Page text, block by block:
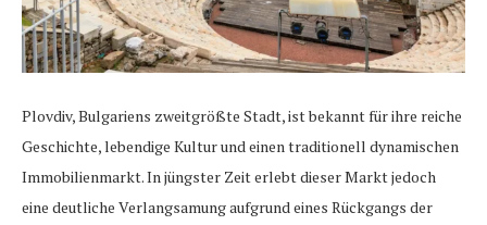
Plovdiv, Bulgariens zweitgrößte Stadt, ist bekannt für ihre reiche
Geschichte, lebendige Kultur und einen traditionell dynamischen
Immobilienmarkt. In jüngster Zeit erlebt dieser Markt jedoch
eine deutliche Verlangsamung aufgrund eines Rückgangs der